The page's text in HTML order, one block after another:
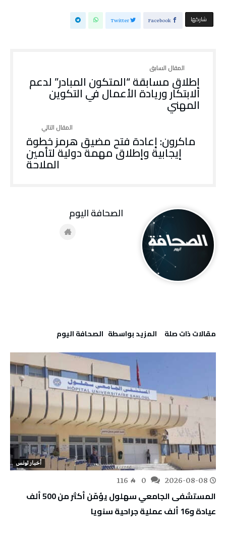
‫‫ شاركها‬ Facebook
Twitter
إطلاق مسابقة “المتكون المبادر” لدعم
الابتكار وريادة الأعمال في التكوين
المهني
ماكرون: إعادة فتح مضيق هرمز خطوة
إيجابية وإطلاق مهمة دولية لتأمين
الملاحة
‫مقالات ذات صلة‬ ‫‫المزيد بواسطة‬ ‬ ‭ ‬الصحافة‭ ‬اليوم
أخبار تونس
2026-08-08
116
المستشفى الجامعي سهلول يؤمّن أكثر من 500 ألف
عيادة و16 ألف عملية جراحية سنويا